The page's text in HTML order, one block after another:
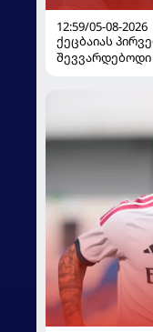
12:59/05-08-2026
ქეცბაიას